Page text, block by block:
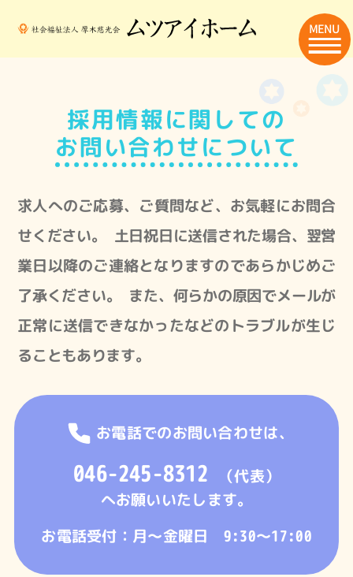
MENU
採用情報に関しての
お問い合わせについて
求人へのご応募、ご質問など、お気軽にお問合
せください。 土日祝日に送信された場合、翌営
業日以降のご連絡となりますのであらかじめご
了承ください。 また、何らかの原因でメールが
正常に送信できなかったなどのトラブルが生じ
ることもあります。
お電話でのお問い合わせは、
046-245-8312 （代表）
へお願いいたします。
お電話受付：月～金曜日 9:30～17:00